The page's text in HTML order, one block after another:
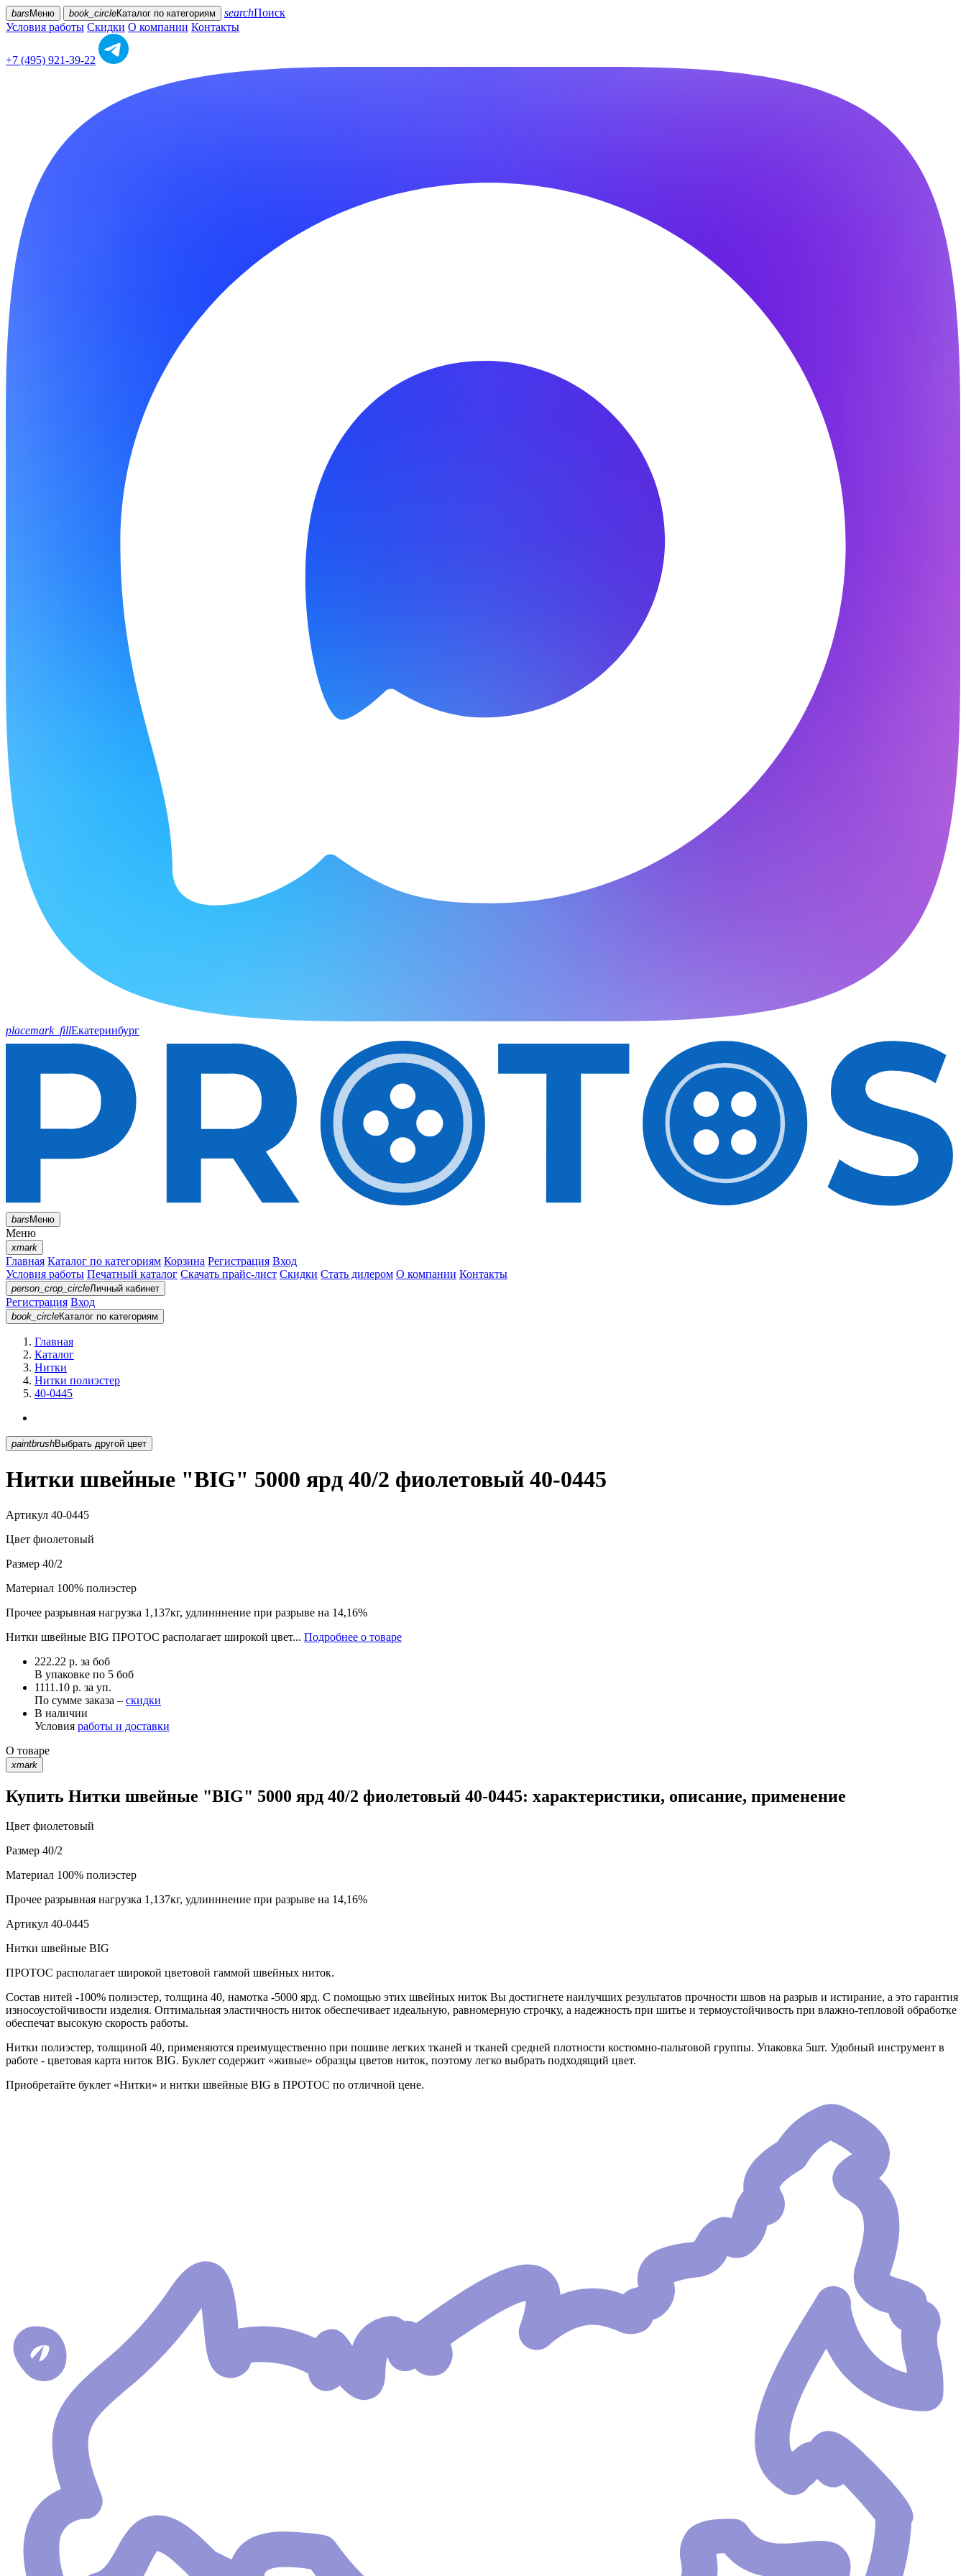
bars Меню book_circleКаталог по категориям searchПоиск
Условия работы Скидки О компании Контакты
+7 (495) 921-39-22
placemark_fillЕкатеринбург
barsМеню
Меню
xmark
Главная Каталог по категориям Корзина Регистрация Вход
Условия работы Печатный каталог Скачать прайс-лист Скидки Стать дилером О компании Контакты
person_crop_circleЛичный кабинет
Регистрация Вход
book_circleКаталог по категориям
Главная
Каталог
Нитки
Нитки полиэстер
40-0445
paintbrush Выбрать другой цвет
Нитки швейные "BIG" 5000 ярд 40/2 фиолетовый 40-0445
Артикул 40-0445
Цвет фиолетовый
Размер 40/2
Материал 100% полиэстер
Прочее разрывная нагрузка 1,137кг, удлинннение при разрыве на 14,16%
Нитки швейные BIG ПРОТОС располагает широкой цвет... Подробнее о товаре
222.22 р. за боб
В упаковке по 5 боб
1111.10 р. за уп.
По сумме заказа – скидки
В наличии
Условия работы и доставки
О товаре
xmark
Купить Нитки швейные "BIG" 5000 ярд 40/2 фиолетовый 40-0445: характеристики, описание, применение
Цвет фиолетовый
Размер 40/2
Материал 100% полиэстер
Прочее разрывная нагрузка 1,137кг, удлинннение при разрыве на 14,16%
Артикул 40-0445
Нитки швейные BIG
ПРОТОС располагает широкой цветовой гаммой швейных ниток.
Состав нитей -100% полиэстер, толщина 40, намотка -5000 ярд. С помощью этих швейных ниток Вы достигнете наилучших результатов прочности швов на разрыв и истирание, а это гарантия
износоустойчивости изделия. Оптимальная эластичность ниток обеспечивает идеальную, равномерную строчку, а надежность при шитье и термоустойчивость при влажно-тепловой обработке
обеспечат высокую скорость работы.
Нитки полиэстер, толщиной 40, применяются преимущественно при пошиве легких тканей и тканей средней плотности костюмно-пальтовой группы. Упаковка 5шт. Удобный инструмент в
работе - цветовая карта ниток BIG. Буклет содержит «живые» образцы цветов ниток, поэтому легко выбрать подходящий цвет.
Приобретайте буклет «Нитки» и нитки швейные BIG в ПРОТОС по отличной цене.